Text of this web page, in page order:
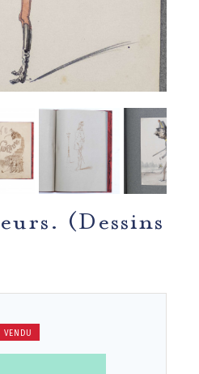
(Dessins
VENDU